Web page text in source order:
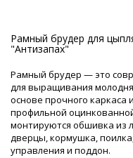
Рамный брудер для
"Антизапах"
Рамный брудер — это
для выращивания
основе прочного каркаса
профильной
монтируются обшивка из
дверцы, кормушка,
управления и поддон.